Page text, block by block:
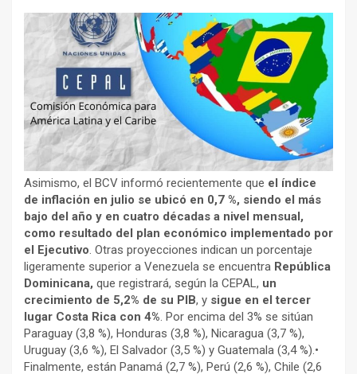
Asimismo, el BCV informó recientemente que el índice
de inflación en julio se ubicó en 0,7 %, siendo el más
bajo del año y en cuatro décadas a nivel mensual,
como resultado del plan económico implementado por
el Ejecutivo . Otras proyecciones indican un porcentaje
ligeramente superior a Venezuela se encuentra República
Dominicana, que registrará, según la CEPAL, un
crecimiento de 5,2% de su PIB, y sigue en el tercer
lugar Costa Rica con 4% . Por encima del 3% se sitúan
Paraguay (3,8 %), Honduras (3,8 %), Nicaragua (3,7 %),
Uruguay (3,6 %), El Salvador (3,5 %) y Guatemala (3,4 %).•
Finalmente, están Panamá (2,7 %), Perú (2,6 %), Chile (2,6